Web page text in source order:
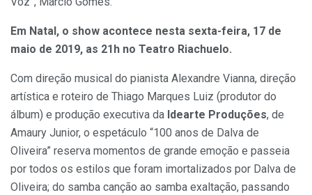
Em Natal, o show acontece nesta sexta-feira, 17 de
maio de 2019, as 21h no Teatro Riachuelo.
Com direção musical do pianista Alexandre Vianna, direção
artística e roteiro de Thiago Marques Luiz (produtor do
álbum) e produção executiva da Idearte Produções, de
Amaury Junior, o espetáculo “100 anos de Dalva de
Oliveira” reserva momentos de grande emoção e passeia
por todos os estilos que foram imortalizados por Dalva de
Oliveira; do samba canção ao samba exaltação, passando